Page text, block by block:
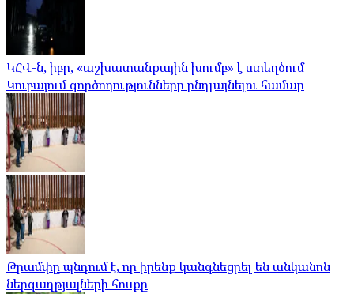
ԿՀՎ-ն, իբր, «աշխատանքային խումբ» է ստեղծում
Կուբայում գործողությունները ընդլայնելու համար
Թրամփը պնդում է, որ իրենք կանգնեցրել են անկանոն
ներգաղթյալների հոսքը